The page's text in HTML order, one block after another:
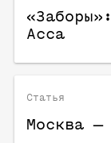
Асса
Статья
Москва —